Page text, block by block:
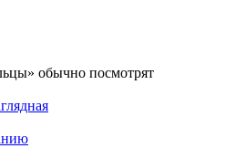
обыч­но по­смот­рят